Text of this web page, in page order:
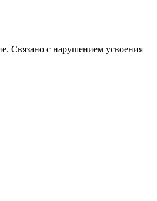
Связано с нарушением усвоения